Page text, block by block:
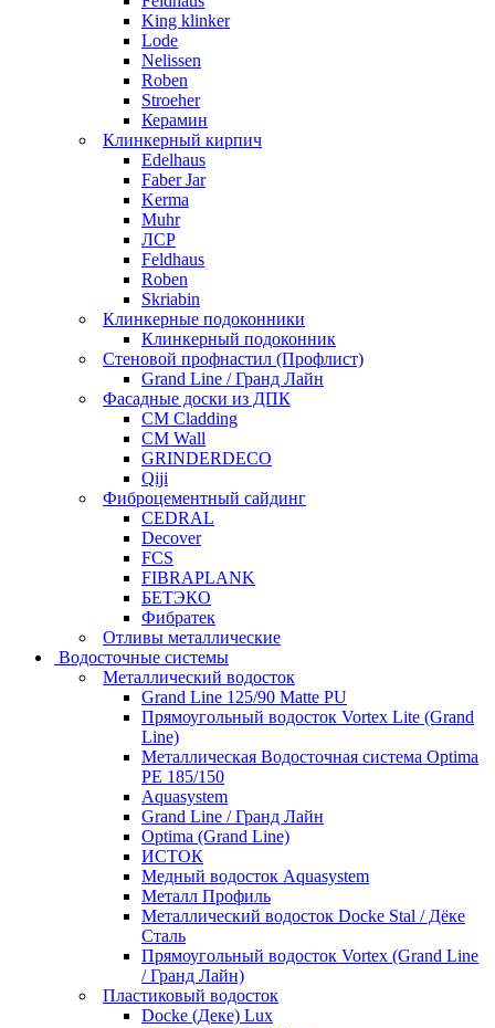
King klinker
Lode
Nelissen
Roben
Stroeher
Керамин
Клинкерный кирпич
Edelhaus
Faber Jar
Kerma
Muhr
ЛСР
Feldhaus
Roben
Skriabin
Клинкерные подоконники
Клинкерный подоконник
Стеновой профнастил (Профлист)
Grand Line / Гранд Лайн
Фасадные доски из ДПК
CM Cladding
CM Wall
GRINDERDECO
Qiji
Фиброцементный сайдинг
CEDRAL
Decover
FCS
FIBRAPLANK
БЕТЭКО
Фибратек
Отливы металлические
Водосточные системы
Металлический водосток
Grand Line 125/90 Matte PU
Прямоугольный водосток Vortex Lite (Grand
Line)
Металлическая Водосточная система Optima
PE 185/150
Aquasystem
Grand Line / Гранд Лайн
Optima (Grand Line)
ИСТОК
Медный водосток Aquasystem
Металл Профиль
Металлический водосток Docke Stal / Дёке
Сталь
Прямоугольный водосток Vortex (Grand Line
/ Гранд Лайн)
Пластиковый водосток
Docke (Деке) Lux